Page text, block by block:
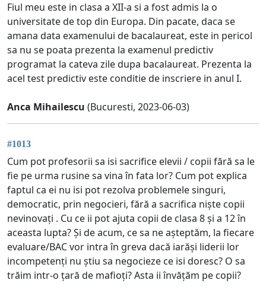
Fiul meu este in clasa a XII-a si a fost admis la o
universitate de top din Europa. Din pacate, daca se
amana data examenului de bacalaureat, este in pericol
sa nu se poata prezenta la examenul predictiv
programat la cateva zile dupa bacalaureat. Prezenta la
acel test predictiv este conditie de inscriere in anul I.
Anca Mihailescu (Bucuresti, 2023-06-03)
#1013
Cum pot profesorii sa isi sacrifice elevii / copii fără sa le
fie pe urma rusine sa vina în fata lor? Cum pot explica
faptul ca ei nu isi pot rezolva problemele singuri,
democratic, prin negocieri, fără a sacrifica niște copii
nevinovați . Cu ce ii pot ajuta copii de clasa 8 și a 12 în
aceasta lupta? Și de acum, ce sa ne așteptăm, la fiecare
evaluare/BAC vor intra în greva dacă iarăși liderii lor
incompetenți nu știu sa negocieze ce isi doresc? O sa
trăim intr-o țară de mafioți? Asta ii învățăm pe copii?